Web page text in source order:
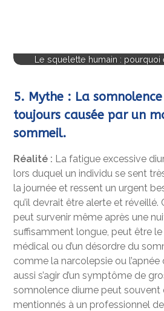
Le squelette humain : pourquoi
5. Mythe : La
toujours causée par un
sommeil.
Réalité : La fatigue excessive
lors duquel un individu se sent
la journée et ressent un urgent
qu’il devrait être alerte et réveillé.
peut survenir même après une
suffisamment longue, peut être le
médical ou d’un désordre du
comme la narcolepsie ou
aussi s’agir d’un symptôme de
somnolence diurne peut
mentionnés à un professionnel